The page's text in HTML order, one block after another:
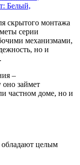
Белый,
скрытого монтажа
серии
механизмами,
но и
–
займет
частном доме, но и
целым